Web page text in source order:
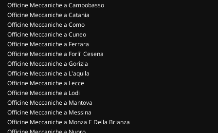
Officine Meccaniche a Campobasso
Officine Meccaniche a Catania
Officine Meccaniche a Como
Officine Meccaniche a Cuneo
Officine Meccaniche a Ferrara
Officine Meccaniche a Forli' Cesena
Officine Meccaniche a Gorizia
Officine Meccaniche a L'aquila
Officine Meccaniche a Lecce
Officine Meccaniche a Lodi
Officine Meccaniche a Mantova
Officine Meccaniche a Messina
Officine Meccaniche a Monza E Della Brianza